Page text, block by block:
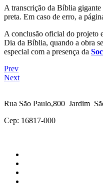
A transcrição da Bíblia
preta. Em caso de erro, a
A conclusão oficial do projeto
Dia da Bíblia, quando a obra
especial com a presença da
Prev
Next
Rua São Paulo,800 Jardim
Cep: 16817-000